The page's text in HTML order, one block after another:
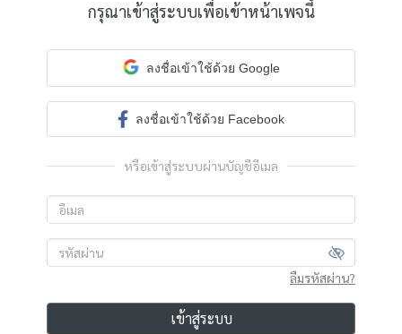
กรุณาเข้าสู่ระบบเพื่อเข้าหน้าเพจนี้
ลงชื่อเข้าใช้ด้วย Google
ลงชื่อเข้าใช้ด้วย Facebook
หรือเข้าสู่ระบบผ่านบัญชีอีเมล
ลืมรหัสผ่าน?
เข้าสู่ระบบ